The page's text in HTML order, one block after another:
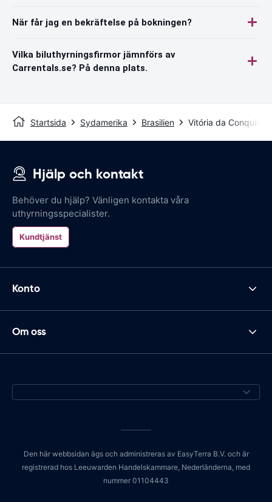
När får jag en bekräftelse på bokningen?
Vilka biluthyrningsfirmor jämnförs av
Carrentals.se? På denna plats.
Startsida Sydamerika Brasilien Vitória da
Hjälp och kontakt
Behöver du hjälp? Vänligen kontakta våra
uthyrningsspecialister.
Kundtjänst
Konto
Om oss
Den här webbsidan ägs och administreras av EasyTerra B.V. och är
registrerad hos Leeuwarden Handelskammare, Nederländerna, med
nummer 01104443